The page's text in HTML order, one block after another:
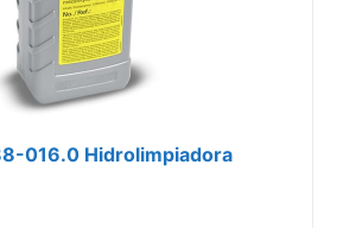
016.0 Hidrolimpiadora